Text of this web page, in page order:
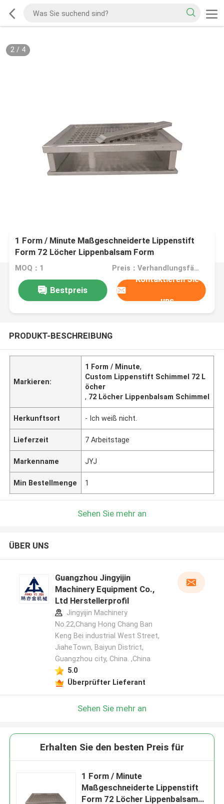
2/ 4
1 Form / Minute Maßgeschneiderte Lippenstift
Form 72 Löcher Lippenbalsam Form
MOQ：1 Preis：Verhandlungsfähig
Bestpreis
Kontaktieren Sie
uns
PRODUKT-BESCHREIBUNG
Markieren:
1 Form / Minute,
Custom Lippenstift Schimmel 72 L
öcher
, 72 Löcher Lippenbalsam Schimmel
Herkunftsort - Ich weiß nicht.
Lieferzeit 7 Arbeitstage
Markenname JYJ
Min Bestellmenge 1
Sehen Sie mehr an
ÜBER UNS
Guangzhou Jingyijin
Machinery Equipment Co.,
Ltd Herstellerprofil
Jingyijin Machinery
No.22,Chang Hong Chang Ban
Keng Bei industrial West Street,
JiaheTown, Baiyun District,
Guangzhou city, China. ,China
5.0
Überprüfter Lieferant
Sehen Sie mehr an
Erhalten Sie den besten Preis für
1 Form / Minute
Maßgeschneiderte Lippenstift
Form 72 Löcher Lippenbalsam